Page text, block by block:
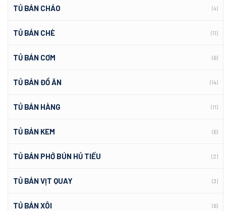
TỦ BÁN CHÁO (4)
TỦ BÁN CHÈ (11)
TỦ BÁN CƠM (6)
TỦ BÁN ĐỒ ĂN (14)
TỦ BÁN HÀNG (11)
TỦ BÁN KEM (6)
TỦ BÁN PHỞ BÚN HỦ TIẾU (2)
TỦ BÁN VỊT QUAY (3)
TỦ BÁN XÔI (6)